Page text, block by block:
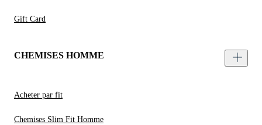
Gift Card
CHEMISES HOMME
Acheter par fit
Chemises Slim Fit Homme